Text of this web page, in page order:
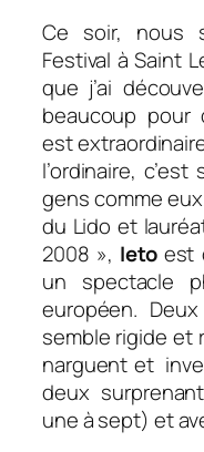
Ce soir, nous
Festival à Saint
que j’ai
beaucoup pour
est
l’ordinaire,
gens comme
du Lido et
2008 », Ietoest
un spectacle
européen.
semble rigide et
narguent et
deux
une à sept) et